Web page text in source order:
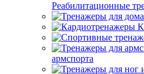
Реабилитационные
армспорта